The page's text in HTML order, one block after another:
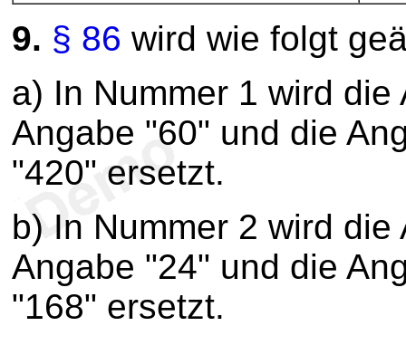
9. § 86 wird wie folgt
a) In Nummer 1 wird
Angabe "60" und die
"420" ersetzt.
b) In Nummer 2 wird
Angabe "24" und die
"168" ersetzt.